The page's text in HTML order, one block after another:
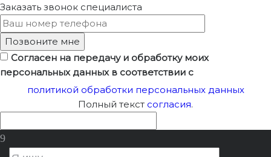
Заказать звонок специалиста
Согласен на передачу и обработку моих
персональных данных в соответствии с
политикой обработки персональных данных
Полный текст согласия.